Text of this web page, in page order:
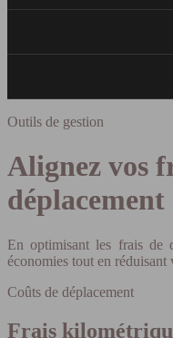
Outils de gestion
Alignez vos
En optimisant les frais de
économies tout en
Coûts de déplacement
Frais